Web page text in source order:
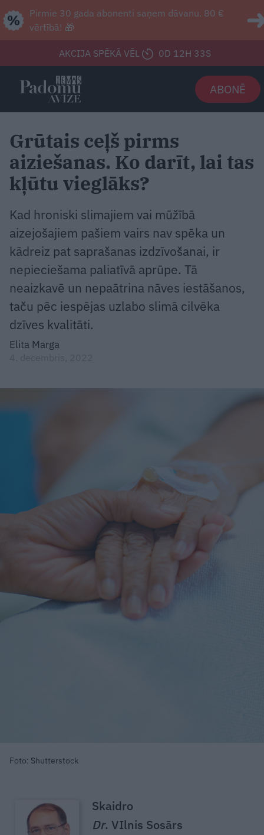
Pirmie 30 gada abonenti saņem dāvanu. 80 €
vērtībā! 🎁
AKCIJA SPĒKĀ VĒL 0D 12H 30S
ABONĒ
Grūtais ceļš pirms
aiziešanas. Ko darīt, lai tas
kļūtu vieglāks?
Kad hroniski slimajiem vai mūžībā
aizejošajiem pašiem vairs nav spēka un
kādreiz pat saprašanas izdzīvošanai, ir
nepieciešama paliatīvā aprūpe. Tā
neaizkavē un nepaātrina nāves iestāšanos,
taču pēc iespējas uzlabo slimā cilvēka
dzīves kvalitāti.
Elita Marga
Foto: Shutterstock
Skaidro
Dr. VIlnis Sosārs